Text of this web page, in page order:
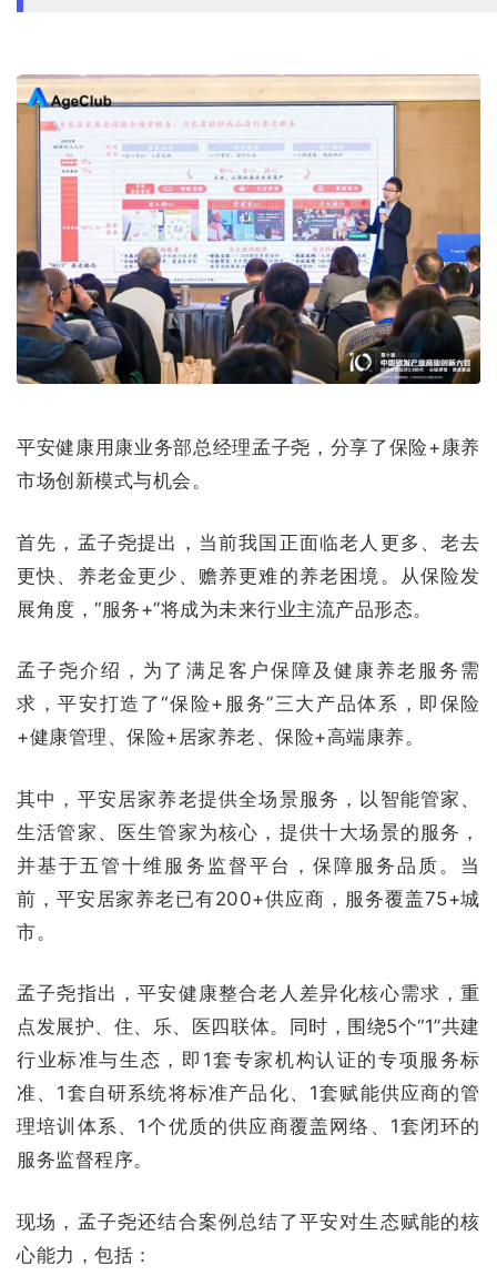
平安健康用康业务部总经理孟子尧，分享了保险+康养
市场创新模式与机会。
首先，孟子尧提出，当前我国正面临老人更多、老去
更快、养老金更少、赡养更难的养老困境。从保险发
展角度，“服务+”将成为未来行业主流产品形态。
孟子尧介绍，为了满足客户保障及健康养老服务需
求，平安打造了“保险+服务”三大产品体系，即保险
+健康管理、保险+居家养老、保险+高端康养。
其中，平安居家养老提供全场景服务，以智能管家、
生活管家、医生管家为核心，提供十大场景的服务，
并基于五管十维服务监督平台，保障服务品质。当
前，平安居家养老已有200+供应商，服务覆盖75+城
市。
孟子尧指出，平安健康整合老人差异化核心需求，重
点发展护、住、乐、医四联体。同时，围绕5个“1”共建
行业标准与生态，即1套专家机构认证的专项服务标
准、1套自研系统将标准产品化、1套赋能供应商的管
理培训体系、1个优质的供应商覆盖网络、1套闭环的
服务监督程序。
现场，孟子尧还结合案例总结了平安对生态赋能的核
心能力，包括：